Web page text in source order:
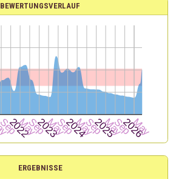
BEWERTUNGSVERLAUF
ERGEBNISSE